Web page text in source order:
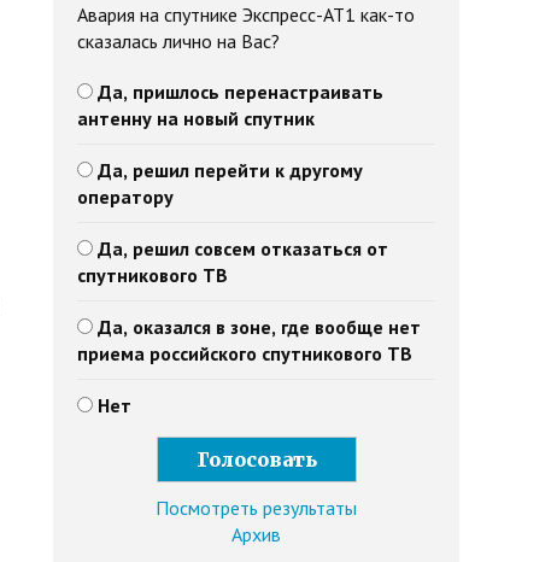
Авария на спутнике Экспресс-АТ1 как-то
сказалась лично на Вас?
Да, пришлось перенастраивать
антенну на новый спутник
Да, решил перейти к другому
оператору
Да, решил совсем отказаться от
спутникового ТВ
Да, оказался в зоне, где вообще нет
приема российского спутникового ТВ
Нет
Посмотреть результаты
Архив